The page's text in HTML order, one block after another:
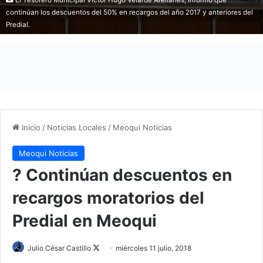
continúan los descuentos del 50% en recargos del año 2017 y anteriores del
Predial.
Inicio / Noticias Locales / Meoqui Noticias
Meoqui Noticias
? Continúan descuentos en
recargos moratorios del
Predial en Meoqui
Julio César Castillo miércoles 11 julio, 2018